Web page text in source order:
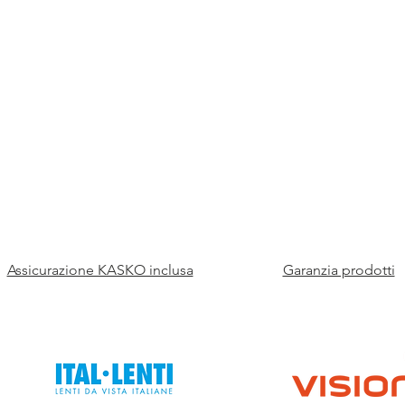
Assicurazione KASKO inclusa Garanzia prodotti